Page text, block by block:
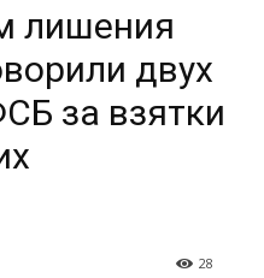
лишения
двух
за взятки
28